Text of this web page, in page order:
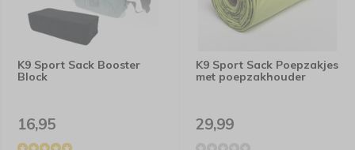
K9 Sport Sack Booster
Block
16,95
K9 Sport Sack Poepzakjes
met poepzakhouder
29,99